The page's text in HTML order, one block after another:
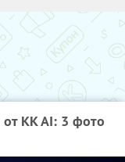
KK AI: 3 фото